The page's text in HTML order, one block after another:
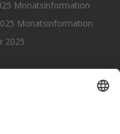
Monatsinformation
Monatsinformation
2025